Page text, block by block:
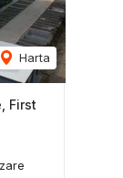
Harta
First